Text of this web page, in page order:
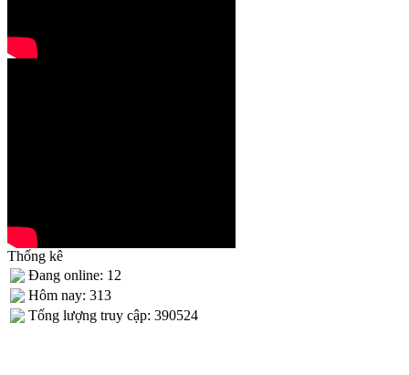
Thống kê
Đang online: 12
Hôm nay: 313
Tống lượng truy cập: 390524